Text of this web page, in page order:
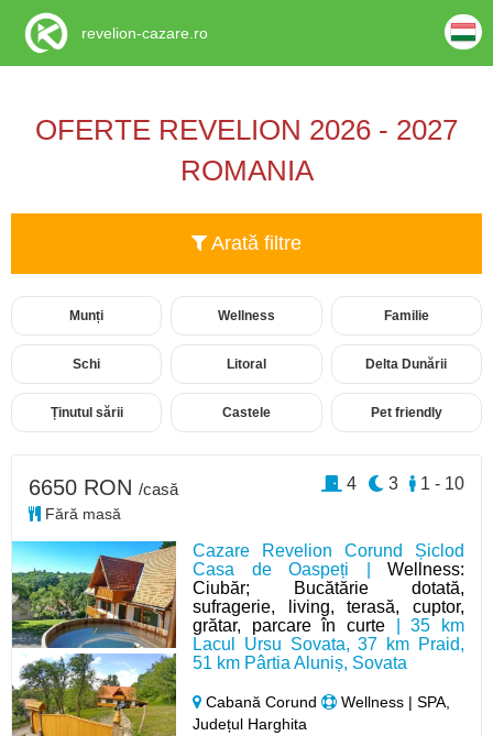
OFERTE REVELION 2026 - 2027
ROMANIA
Arată filtre
Munți Wellness Familie
Schi Litoral Delta Dunării
Ținutul sării Castele Pet friendly
Cazare Revelion Corund Șiclod
Casa de Oaspeți | Wellness:
Ciubăr; Bucătărie dotată,
sufragerie, living, terasă, cuptor,
grătar, parcare în curte | 35 km
Lacul Ursu Sovata, 37 km Praid,
51 km Pârtia Aluniș, Sovata
Cabană Corund
Wellness | SPA,
Județul Harghita
6650 RON /casă
Fără masă
1 - 10
3
4
revelion-cazare.ro